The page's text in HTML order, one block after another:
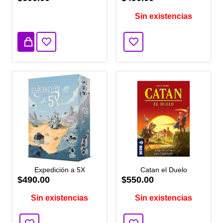
Sin existencias
Expedición a 5X
$490.00
Sin existencias
Catan el Duelo
$550.00
Sin existencias